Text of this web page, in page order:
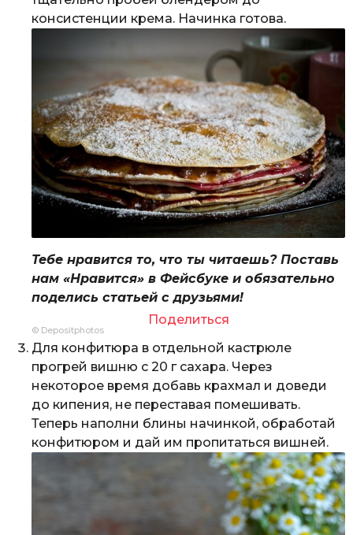
консистенции крема. Начинка готова.
Тебе нравится то, что ты читаешь? Поставь
нам «Нравится» в Фейсбуке и обязательно
поделись статьей с друзьями!
Поделиться
© Depositphotos
Для конфитюра в отдельной кастрюле
прогрей вишню с 20 г сахара. Через
некоторое время добавь крахмал и доведи
до кипения, не переставая помешивать.
Теперь наполни блины начинкой, обработай
конфитюром и дай им пропитаться вишней.